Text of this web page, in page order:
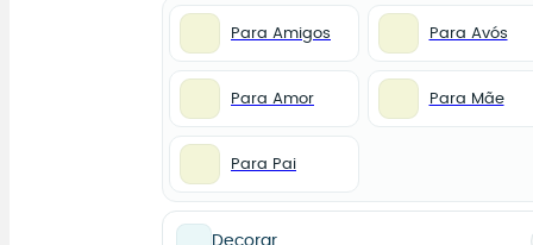
Para Amigos Para Avós
Para Amor Para Mãe
Para Pai